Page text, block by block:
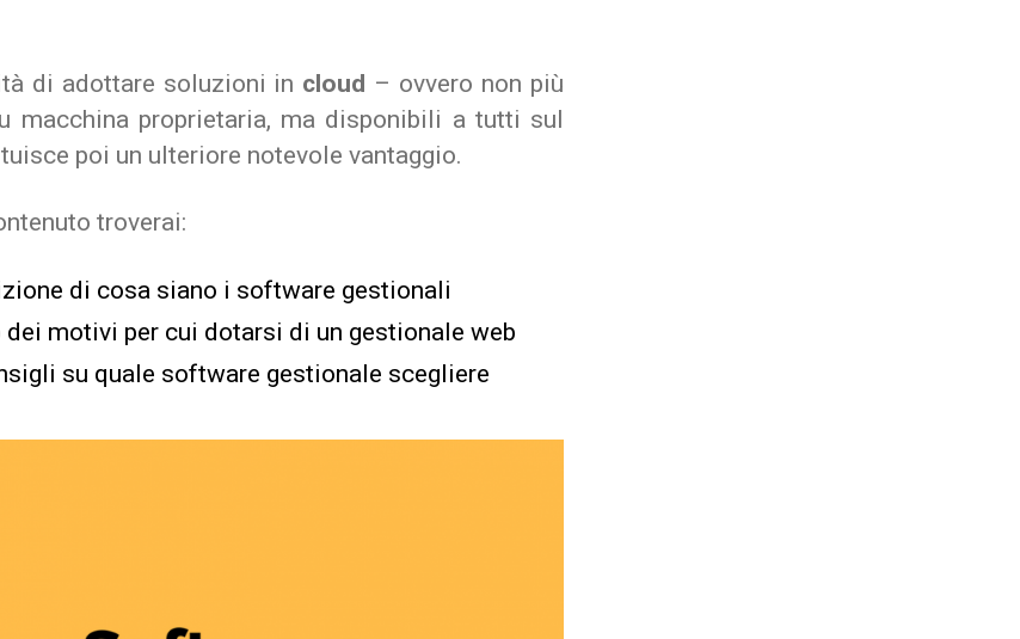
di adottare soluzioni in cloud – ovvero non più
macchina proprietaria, ma disponibili a tutti sul
poi un ulteriore notevole vantaggio.
troverai:
di cosa siano i software gestionali
dei motivi per cui dotarsi di un gestionale web
su quale software gestionale scegliere